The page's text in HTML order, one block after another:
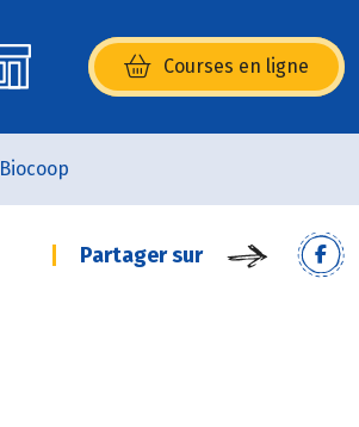
Courses en ligne
(s’ouvre dans une nouvelle
Biocoop
Partager sur